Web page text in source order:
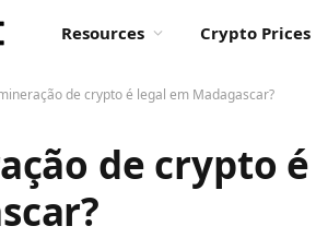
Resources Crypto Prices
de crypto é legal em Madagascar?
de crypto